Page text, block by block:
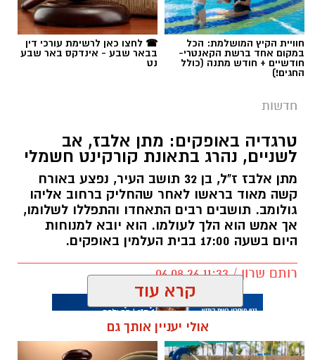
קרדיט: משטרת ישראל
אירוע חמור וחריג התרחש אתמול ביישוב תל שבע,
כאשר מה שהחל כפגיעה בתשתיות ציבוריות
התפתח לעימות מאוים מול עובדי ציבור. תחילתו
של האירוע בדיווח שהתקבל במשטרת ישראל על
ירי שבוצע לעבר עמוד חשמל ביישוב, ירי אשר פגע
חדשות
טרגדיה באופקים: מתן אלבז, אב
גולומב. תושבים רבים התאחדו והתפללו לשלומו,
אך אמש הוא הלך לעולמו. הוא יובא למנוחות
היום בשעה 17:00 בבית העלמין באופקים.
רותם שרון / 11:33 06.08.26
מתן אלבז ז"ל
קרא עוד